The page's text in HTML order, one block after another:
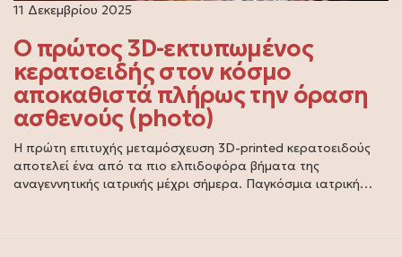
11 Δεκεμβρίου 2025
Ο πρώτος 3D-εκτυπωμένος
κερατοειδής στον κόσμο
αποκαθιστά πλήρως την όραση
ασθενούς (photo)
Η πρώτη επιτυχής μεταμόσχευση 3D-printed κερατοειδούς
αποτελεί ένα από τα πιο ελπιδοφόρα βήματα της
αναγεννητικής ιατρικής μέχρι σήμερα. Παγκόσμια ιατρική…